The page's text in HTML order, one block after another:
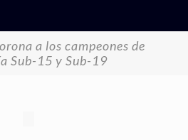
a los campeones de
Sub-15 y Sub-19